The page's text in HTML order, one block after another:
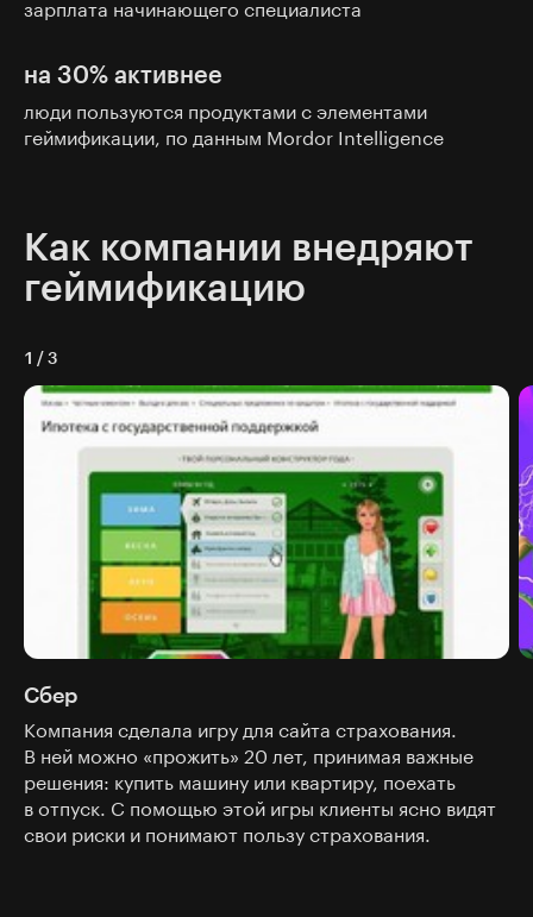
зарплата начинающего специалиста
на 30% активнее
люди пользуются продуктами с элементами
геймификации, по данным Mordor Intelligence
Как компании внедряют
геймификацию
1 / 3
Сбер
Компания сделала игру для сайта страхования.
В ней можно «прожить» 20 лет, принимая важные
решения: купить машину или квартиру, поехать
в отпуск. С помощью этой игры клиенты ясно видят
свои риски и понимают пользу страхования.